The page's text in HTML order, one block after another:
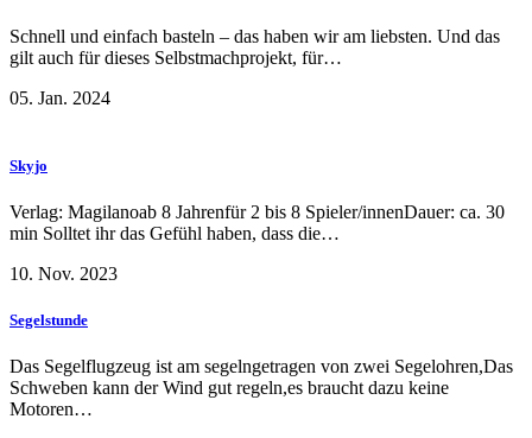
Schnell und einfach basteln – das haben wir am liebsten. Und das
gilt auch für dieses Selbstmachprojekt, für…
05. Jan. 2024
Skyjo
Verlag: Magilanoab 8 Jahrenfür 2 bis 8 Spieler/innenDauer: ca. 30
min Solltet ihr das Gefühl haben, dass die…
10. Nov. 2023
Segelstunde
Das Segelflugzeug ist am segelngetragen von zwei Segelohren,Das
Schweben kann der Wind gut regeln,es braucht dazu keine
Motoren…